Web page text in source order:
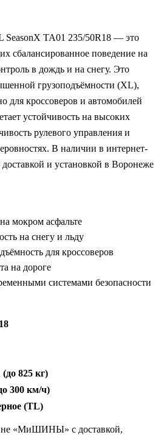
TA01 235/50R18 — это
сбалансированное поведение на
в дождь и на снегу. Это
грузоподъёмности (XL),
для кроссоверов и автомобилей
устойчивость на высоких
рулевого управления и
В наличии в интернет-
и установкой в Воронеже
мокром асфальте
на снегу и льду
для кроссоверов
на дороге
системами безопасности
(до 825 кг)
300 км/ч)
(TL)
«МиШИНЫ» с доставкой,